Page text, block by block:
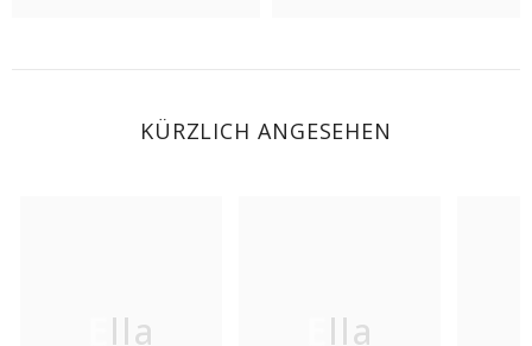
KÜRZLICH ANGESEHEN
Ella Ella